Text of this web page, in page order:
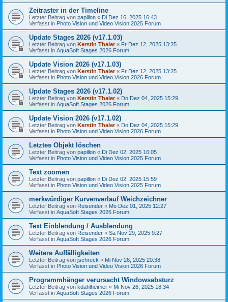
Zeitraster in der Timeline
Letzter Beitrag von papillon « Di Dez 16, 2025 16:43
Verfasst in Photo Vision und Video Vision 2025 Forum
Update Stages 2026 (v17.1.03)
Letzter Beitrag von Kerstin Thaler« Fr Dez 12, 2025 13:25
Verfasst in AquaSoft Stages 2026 Forum
Update Vision 2026 (v17.1.03)
Letzter Beitrag von Kerstin Thaler« Fr Dez 12, 2025 13:25
Verfasst in Photo Vision und Video Vision 2026 Forum
Update Stages 2026 (v17.1.02)
Letzter Beitrag von Kerstin Thaler« Do Dez 04, 2025 15:29
Verfasst in AquaSoft Stages 2026 Forum
Update Vision 2026 (v17.1.02)
Letzter Beitrag von Kerstin Thaler« Do Dez 04, 2025 15:29
Verfasst in Photo Vision und Video Vision 2026 Forum
Letztes Objekt löschen
Letzter Beitrag von papillon « Di Dez 02, 2025 16:05
Verfasst in Photo Vision und Video Vision 2025 Forum
Text zoomen
Letzter Beitrag von papillon « Di Dez 02, 2025 15:59
Verfasst in Photo Vision und Video Vision 2025 Forum
merkwürdiger Kurvenverlauf Weichzeichner
Letzter Beitrag von Reisender « Mo Dez 01, 2025 12:27
Verfasst in AquaSoft Stages 2026 Forum
Text Einblendung / Ausblendung
Letzter Beitrag von Reisender « Sa Nov 29, 2025 9:27
Verfasst in AquaSoft Stages 2026 Forum
Weitere Auffälligkeiten
Letzter Beitrag von jschreck « Mi Nov 26, 2025 20:38
Verfasst in Photo Vision und Video Vision 2026 Forum
Programmhänger verursacht Windowsabsturz
Letzter Beitrag von kdahlheimer « Mi Nov 26, 2025 18:34
Verfasst in AquaSoft Stages 2026 Forum